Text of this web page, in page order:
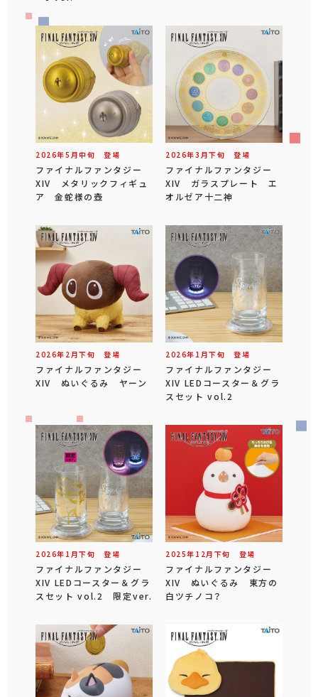
2026年5 月中旬 登場
ファイナルファンタジー
XIV メタリックフィギュ
ア 金蛇様の壺
2026年3 月下旬 登場
ファイナルファンタジー
XIV ガラスプレート エ
オルゼア十二神
2026年 2 月下旬 登場
ファイナルファンタジー
XIV ぬいぐるみ ヤーン
2026年 1 月下旬 登場
ファイナルファンタジー
XIV LEDコースター＆グラ
スセット vol.2
2026年 1 月下旬 登場
ファイナルファンタジー
XIV LEDコースター＆グラ
スセット vol.2 限定ver.
2025年 12 月 下旬 登場
ファイナルファンタジー
XIV ぬいぐるみ 東方の
白ツチノコ？